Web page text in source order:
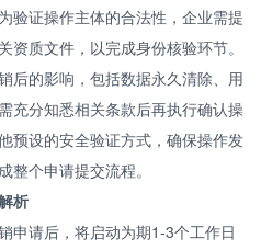
验证操作主体的合法性，企业需提
质文件，以完成身份核验环节。
后的影响，包括数据永久清除、用
充分知悉相关条款后再执行确认操
预设的安全验证方式，确保操作发
整个申请提交流程。
析
申请后，将启动为期1-3个工作日